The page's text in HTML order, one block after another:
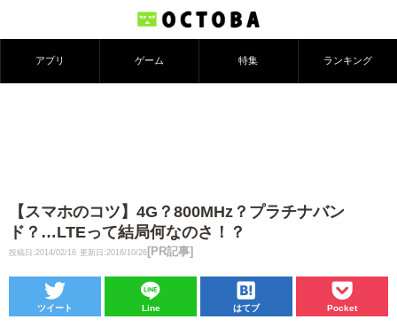
アプリ ゲーム 特集 ランキング
【スマホのコツ】4G？800MHz？プラチナバン
ド？…LTEって結局何なのさ！？
投稿日:2014/02/16 更新日:2016/10/26 [PR記事]
ツイート Line はてブ Pocket